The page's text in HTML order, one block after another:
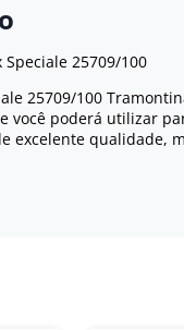
25709/100
25709/100
você poderá utilizar
excelente qualidade,